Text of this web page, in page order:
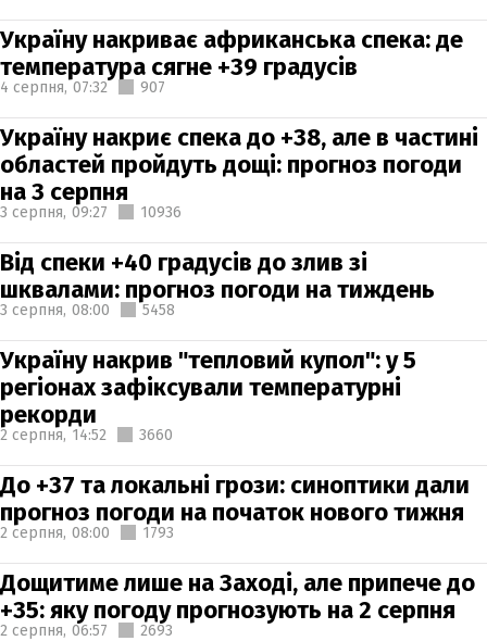
Україну накриває африканська спека: де
температура сягне +39 градусів
4 серпня, 07:32 907
Україну накриє спека до +38, але в частині
областей пройдуть дощі: прогноз погоди
на 3 серпня
3 серпня, 09:27 10936
Від спеки +40 градусів до злив зі
шквалами: прогноз погоди на тиждень
3 серпня, 08:00 5458
Україну накрив "тепловий купол": у 5
регіонах зафіксували температурні
рекорди
2 серпня, 14:52 3660
До +37 та локальні грози: синоптики дали
прогноз погоди на початок нового тижня
2 серпня, 08:00 1793
Дощитиме лише на Заході, але припече до
+35: яку погоду прогнозують на 2 серпня
2 серпня, 06:57 2693